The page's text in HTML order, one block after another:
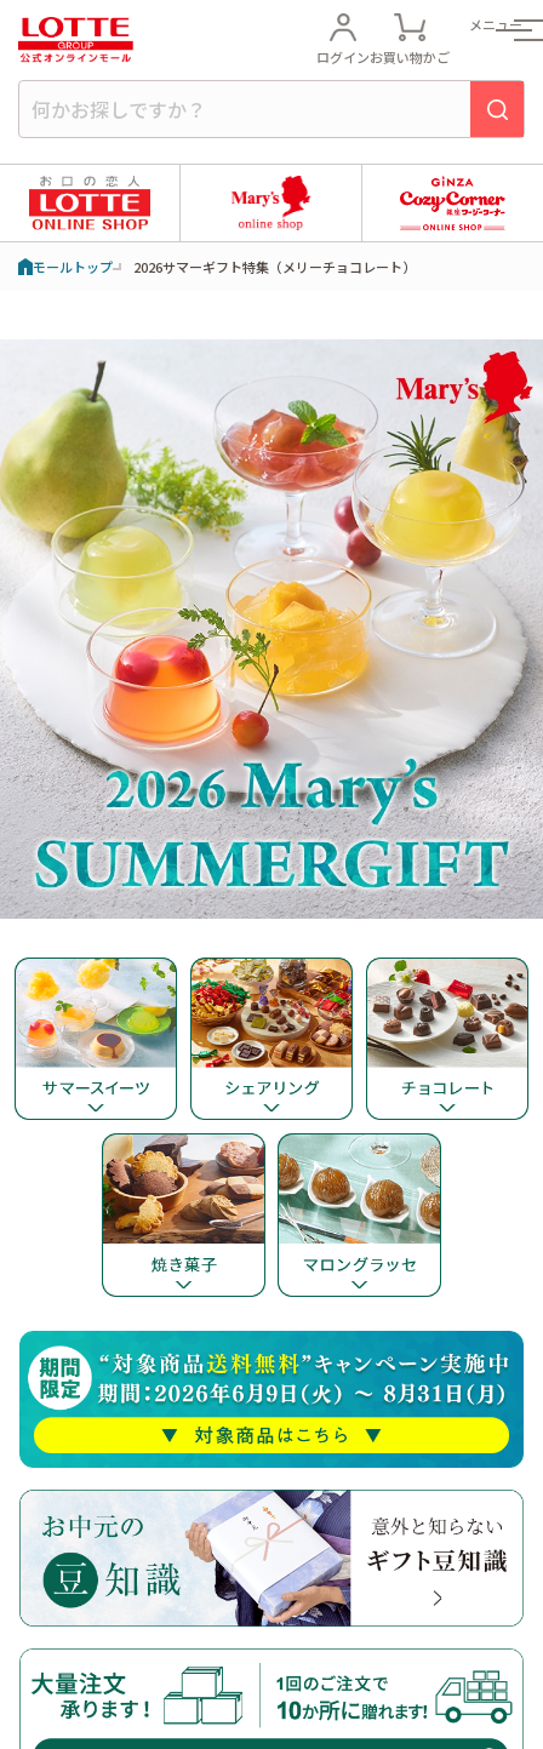
ログインお買い物かご
メニュー
モールトップ 2026サマーギフト特集（メリーチョコレート）